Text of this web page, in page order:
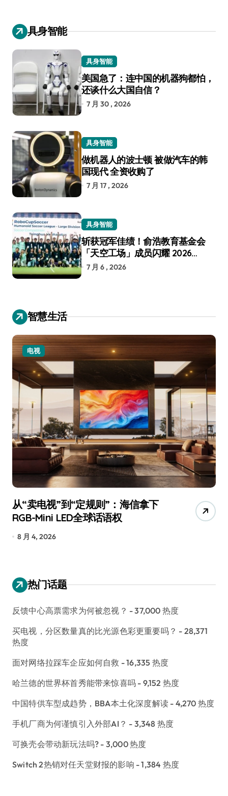
具身智能
具身智能
美国急了：连中国的机器狗都怕，
还谈什么大国自信？
7 月 30 , 2026
具身智能
做机器人的波士顿 被做汽车的韩
国现代 全资收购了
7 月 17 , 2026
具身智能
斩获冠军佳绩！俞浩教育基金会
「天空工场」成员闪耀 2026
RoboCup 机器人世界杯
7 月 6 , 2026
智慧生活
电视
从“卖电视”到“定规则”：海信拿下
RGB-Mini LED全球话语权
8 月 4, 2026
热门话题
反馈中心高票需求为何被忽视？ - 37,000 热度
买电视，分区数量真的比光源色彩更重要吗？ - 28,371
热度
面对网络拉踩车企应如何自救 - 16,335 热度
哈兰德的世界杯首秀能带来惊喜吗 - 9,152 热度
中国特供车型成趋势，BBA本土化深度解读 - 4,270 热度
手机厂商为何谨慎引入外部AI？ - 3,348 热度
可换壳会带动新玩法吗? - 3,000 热度
Switch 2热销对任天堂财报的影响 - 1,384 热度